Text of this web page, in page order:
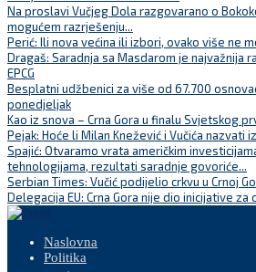
Na proslavi Vučjeg Dola razgovarano o
mogućem razrješenju...
Perić: Ili nova većina ili izbori, ovako više ne
Dragaš: Saradnja sa Masdarom je najvažnija
EPCG
Besplatni udžbenici za više od 67.700
ponedjeljak
Kao iz snova – Crna Gora u finalu Svjetskog
Pejak: Hoće li Milan Knežević i Vučića nazvati
Spajić: Otvaramo vrata američkim
tehnologijama, rezultati saradnje govoriće...
Serbian Times: Vučić podijelio crkvu u Crnoj
Delegacija EU: Crna Gora nije dio inicijative za
Naslovna
Politika